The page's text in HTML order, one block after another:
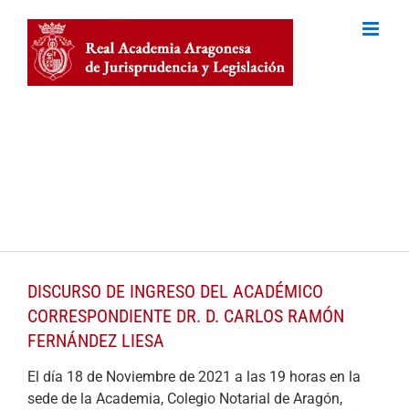
content
DISCURSO DE INGRESO DEL ACADÉMICO
CORRESPONDIENTE DR. D. CARLOS RAMÓN
FERNÁNDEZ LIESA
El día 18 de Noviembre de 2021 a las 19 horas en la
sede de la Academia, Colegio Notarial de Aragón,